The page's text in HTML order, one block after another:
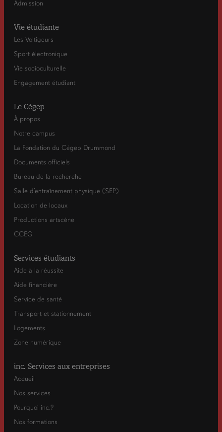
Admission
Vie étudiante
Les Voltigeurs
Sport électronique
Vie socioculturelle
Engagement étudiant
Le Cégep
À propos
Notre campus
La Fondation du Cégep Drummond
Documents officiels
Bureau de la recherche
Salle d’entraînement physique (SEP)
Location de locaux
Productions artscène
CCEG
Services étudiants
Aide à la réussite
Aide financière
Service de santé
Transport et stationnement
Logements
Zone numérique
inc. Services aux entreprises
Accueil
Nos services
Pourquoi inc.?
Nos formations